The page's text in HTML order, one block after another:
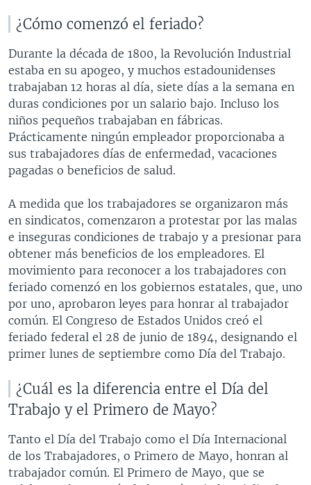
¿Cómo comenzó el feriado?
Durante la década de 1800, la Revolución Industrial
estaba en su apogeo, y muchos estadounidenses
trabajaban 12 horas al día, siete días a la semana en
duras condiciones por un salario bajo. Incluso los
niños pequeños trabajaban en fábricas.
Prácticamente ningún empleador proporcionaba a
sus trabajadores días de enfermedad, vacaciones
pagadas o beneficios de salud.
A medida que los trabajadores se organizaron más
en sindicatos, comenzaron a protestar por las malas
e inseguras condiciones de trabajo y a presionar para
obtener más beneficios de los empleadores. El
movimiento para reconocer a los trabajadores con
feriado comenzó en los gobiernos estatales, que, uno
por uno, aprobaron leyes para honrar al trabajador
común. El Congreso de Estados Unidos creó el
feriado federal el 28 de junio de 1894, designando el
primer lunes de septiembre como Día del Trabajo.
¿Cuál es la diferencia entre el Día del
Trabajo y el Primero de Mayo?
Tanto el Día del Trabajo como el Día Internacional
de los Trabajadores, o Primero de Mayo, honran al
trabajador común. El Primero de Mayo, que se